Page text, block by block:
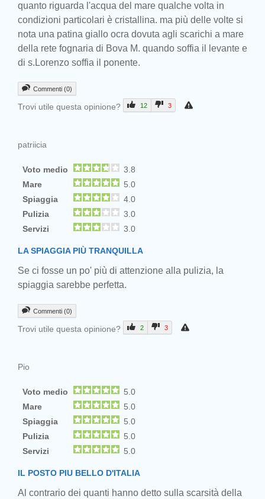
quanto riguarda l'acqua del mare qualche volta in
condizioni particolari è cristallina. ma più delle volte si
nota una patina giallo ocra dovuta agli scarichi a mare
della rete fognaria di Bova M. quando soffia il levante e
di s.Lorenzo soffia il ponente.
Commenti (0)
Trovi utile questa opinione? 12 3
patriicia
Voto medio
3.8
Mare
5.0
Spiaggia
4.0
Pulizia
3.0
Servizi
3.0
LA SPIAGGIA PIÙ TRANQUILLA
Se ci fosse un po' più di attenzione alla pulizia, la
spiaggia sarebbe perfetta.
Commenti (0)
Trovi utile questa opinione? 2 3
Pio
Voto medio
5.0
Mare
5.0
Spiaggia
5.0
Pulizia
5.0
Servizi
5.0
IL POSTO PIU BELLO D'ITALIA
Al contrario dei quanti hanno detto sulla scarsità della